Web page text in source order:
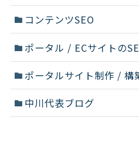
コンテンツSEO
ポータル / ECサイトの
ポータルサイト制作 / 構
中川代表ブログ